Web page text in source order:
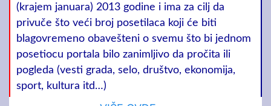
(krajem januara) 2013 godine i ima za cilj da
privuče što veći broj posetilaca koji će biti
blagovremeno obavešteni o svemu što bi jednom
posetiocu portala bilo zanimljivo da pročita ili
pogleda (vesti grada, selo, društvo, ekonomija,
sport, kultura itd…)